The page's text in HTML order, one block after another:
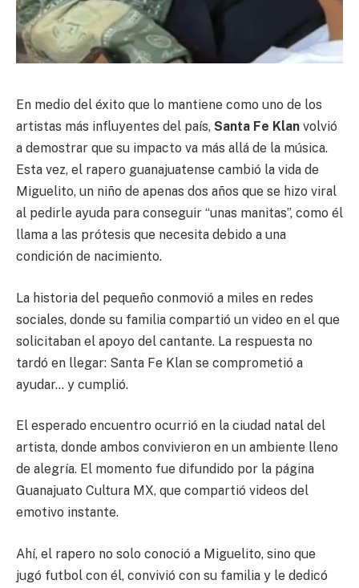
En medio del éxito que lo mantiene como uno de los
artistas más influyentes del país, Santa Fe Klan volvió
a demostrar que su impacto va más allá de la música.
Esta vez, el rapero guanajuatense cambió la vida de
Miguelito, un niño de apenas dos años que se hizo viral
al pedirle ayuda para conseguir “unas manitas”, como él
llama a las prótesis que necesita debido a una
condición de nacimiento.
La historia del pequeño conmovió a miles en redes
sociales, donde su familia compartió un video en el que
solicitaban el apoyo del cantante. La respuesta no
tardó en llegar: Santa Fe Klan se comprometió a
ayudar… y cumplió.
El esperado encuentro ocurrió en la ciudad natal del
artista, donde ambos convivieron en un ambiente lleno
de alegría. El momento fue difundido por la página
Guanajuato Cultura MX, que compartió videos del
emotivo instante.
Ahí, el rapero no solo conoció a Miguelito, sino que
jugó futbol con él, convivió con su familia y le dedicó